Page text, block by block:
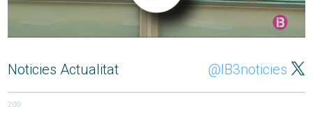
Noticies Actualitat @IB3noticies
200